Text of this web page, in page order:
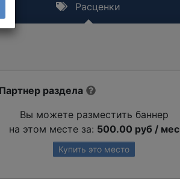
Расценки
Партнер раздела
Вы можете разместить баннер
на этом месте за: 500.00 руб / мес
Купить это место